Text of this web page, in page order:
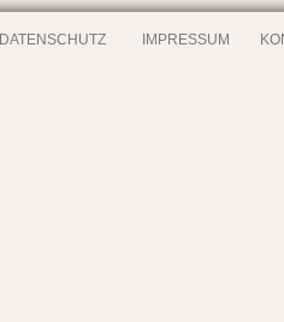
DATENSCHUTZ IMPRESSUM